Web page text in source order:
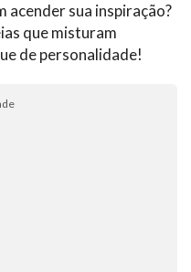
acender sua inspiração?
que misturam
de personalidade!